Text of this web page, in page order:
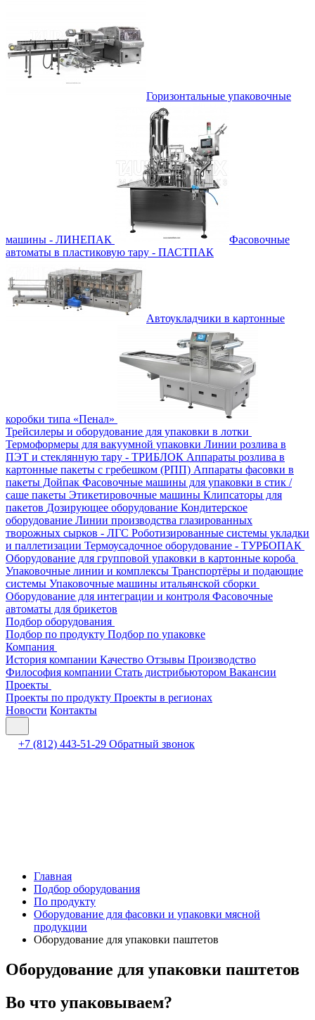
Горизонтальные упаковочные
машины - ЛИНЕПАК
Фасовочные
автоматы в пластиковую тару - ПАСТПАК
Автоукладчики в картонные
коробки типа «Пенал»
Трейсилеры и оборудование для упаковки в лотки
Термоформеры для вакуумной упаковки Линии розлива в
ПЭТ и стеклянную тару - ТРИБЛОК Аппараты розлива в
картонные пакеты с гребешком (РПП) Аппараты фасовки в
пакеты Дойпак Фасовочные машины для упаковки в стик /
саше пакеты Этикетировочные машины Клипсаторы для
пакетов Дозирующее оборудование Кондитерское
оборудование Линии производства глазированных
творожных сырков - ЛГС Роботизированные системы укладки
и паллетизации Термоусадочное оборудование - ТУРБОПАК
Оборудование для групповой упаковки в картонные короба
Упаковочные линии и комплексы Транспортёры и подающие
системы Упаковочные машины итальянской сборки
Оборудование для интеграции и контроля Фасовочные
автоматы для брикетов
Подбор оборудования
Подбор по продукту Подбор по упаковке
Компания
История компании Качество Отзывы Производство
Философия компании Стать дистрибьютором Вакансии
Проекты
Проекты по продукту Проекты в регионах
Новости Контакты
+7 (812) 443-51-29 Обратный звонок
Главная
Подбор оборудования
По продукту
Оборудование для фасовки и упаковки мясной
продукции
Оборудование для упаковки паштетов
Оборудование для упаковки паштетов
Во что упаковываем?